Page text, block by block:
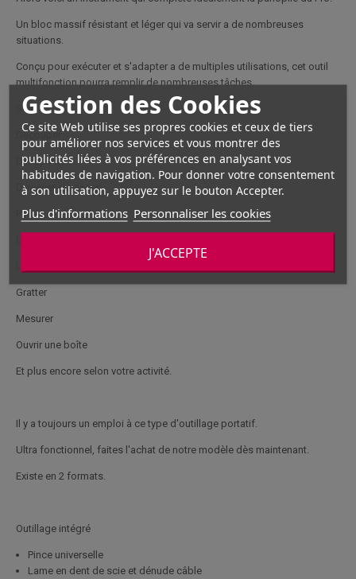
Gestion des Cookies
Ce site Web utilise ses propres cookies et ceux de tiers
pour améliorer nos services et vous montrer des
publicités liées à vos préférences en analysant vos
habitudes de navigation. Pour donner votre consentement
à son utilisation, appuyez sur le bouton Accepter.
Plus d'informations Personnaliser les cookies
J'ACCEPTE
Un bloc massif résistant et léger qui va servir a de nombreuses
situations.
Conçu pour exécuter et s'adapter a de multiples utilisations, cet outil
multifonction pourra remplir de nombreuses tâches.
Scier
Découper
Décapsuler
Dévisser ou visser
Pincer
Gratter
Mesurer
Ouvrir une boîte
Et plus encore selon votre activité.
Il y a toujours un emploi à ce type d'outillage portatif.
Ultra fonctionnel, faites l'achat de notre modèle dès maintenant.
Existe en 2 formats.
Outillage intégré
Pince universelle
Lame en dent de scie et dénude câble